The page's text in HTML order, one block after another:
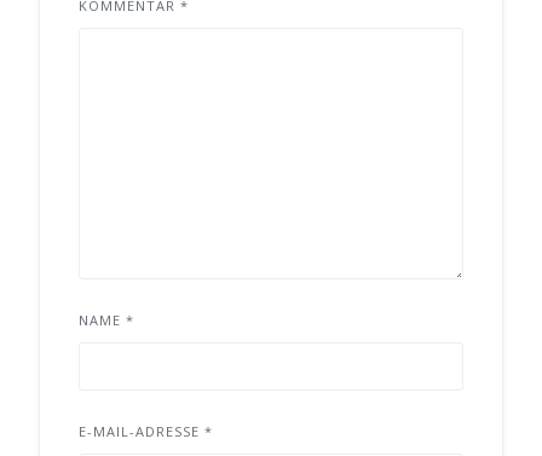
KOMMENTAR *
NAME *
E-MAIL-ADRESSE *